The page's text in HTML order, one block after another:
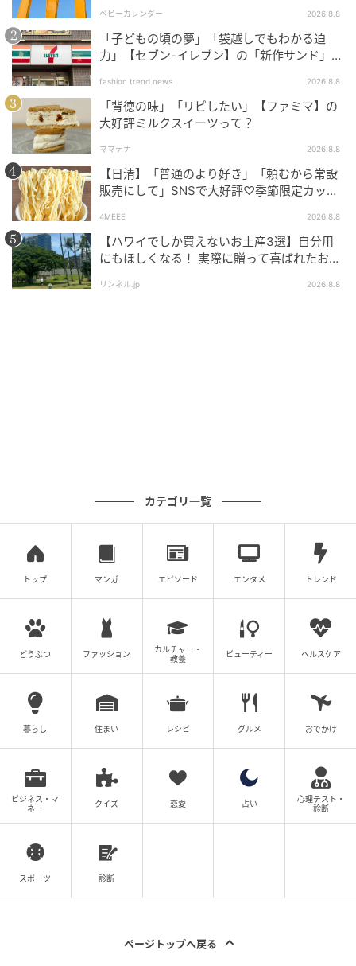
【パペットスンスン×セブン-イレブン】限定
フードやオリジナルグッズが当たるうれしい
コラボが実現！
の記事をもっとみる
ベビーカレンダー 2026.8.8
「子どもの頃の夢」「袋越しでもわかる迫
力」【セブン-イレブン】の「新作サンド」に
fashion trend news 2026.8.8
「背徳の味」「リピしたい」【ファミマ】の
大好評ミルクスイーツって？
ママテナ 2026.8.8
【日清】「普通のより好き」「頼むから常設
販売にして」SNSで大好評♡季節限定カップ
4MEEE 2026.8.8
【ハワイでしか買えないお土産3選】自分用
にもほしくなる！ 実際に贈って喜ばれたおす
リンネル.jp 2026.8.8
カテゴリ一覧
トップ マンガ エピソード エンタメ トレンド
どうぶつ ファッション
カルチャー・
教養
ビューティー ヘルスケア
暮らし 住まい レシピ グルメ おでかけ
ビジネス・マ
ネー
クイズ 恋愛 占い
心理テスト・
診断
スポーツ 診断
ページトップへ戻る